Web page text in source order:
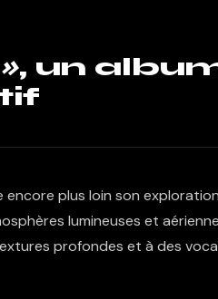
, un
plus loin son
lumineuses et
profondes et à des